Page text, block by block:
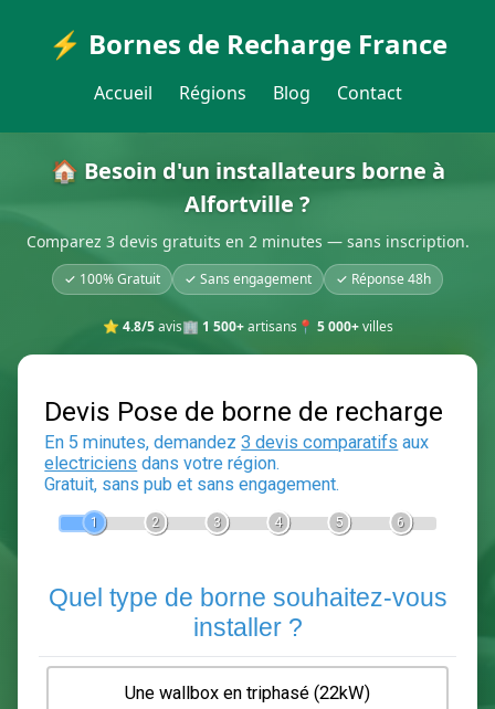
⚡ Bornes de Recharge France
Accueil Régions Blog Contact
🏠 Besoin d'un installateurs borne à
Alfortville ?
Comparez 3 devis gratuits en 2 minutes — sans inscription.
✓ 100% Gratuit ✓ Sans engagement ✓ Réponse 48h
⭐ 4.8/5avis🏢 1 500+artisans 📍 5 000+villes
Devis Pose de borne de
En 5 minutes, demandez3 devis comparatifs
Gratuit, sans pub et sans engagement.
2 3 6